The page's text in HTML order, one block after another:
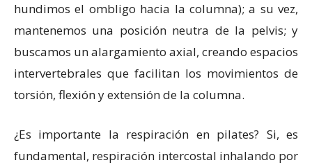
hundimos el ombligo hacia la columna); a su vez,
mantenemos una posición neutra de la pelvis; y
buscamos un alargamiento axial, creando espacios
intervertebrales que facilitan los movimientos de
torsión, flexión y extensión de la columna.
¿Es importante la respiración en pilates? Si, es
fundamental, respiración intercostal inhalando por